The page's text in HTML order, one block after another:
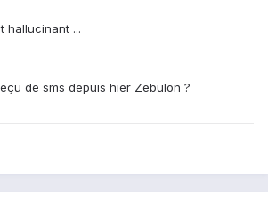
hallucinant ...
de sms depuis hier Zebulon ?